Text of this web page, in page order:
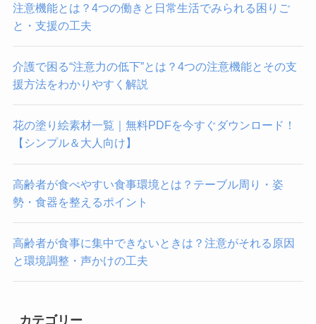
注意機能とは？4つの働きと日常生活でみられる困りご
と・支援の工夫
介護で困る“注意力の低下”とは？4つの注意機能とその支
援方法をわかりやすく解説
花の塗り絵素材一覧｜無料PDFを今すぐダウンロード！
【シンプル＆大人向け】
高齢者が食べやすい食事環境とは？テーブル周り・姿
勢・食器を整えるポイント
高齢者が食事に集中できないときは？注意がそれる原因
と環境調整・声かけの工夫
カテゴリー